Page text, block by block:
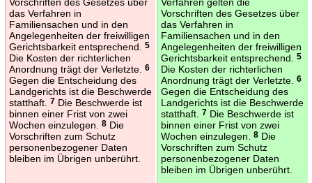
das Verfahren in
Familiensachen und in den
Angelegenheiten der freiwilligen
Gerichtsbarkeit entsprechend.
5
Die Kosten der richterlichen
Anordnung trägt der Verletzte.
6
Gegen die Entscheidung des
Landgerichts ist die Beschwerde
statthaft.
7Die Beschwerde ist
binnen einer Frist von zwei
Wochen einzulegen.
8Die
Vorschriften zum Schutz
personenbezogener Daten
bleiben im Übrigen unberührt.
Vorschriften des Gesetzes über
das Verfahren in
Familiensachen und in den
Angelegenheiten der freiwilligen
Gerichtsbarkeit entsprechend.
5
Die Kosten der richterlichen
Anordnung trägt der Verletzte.
6
Gegen die Entscheidung des
Landgerichts ist die Beschwerde
statthaft.
7Die Beschwerde ist
binnen einer Frist von zwei
Wochen einzulegen.
8Die
Vorschriften zum Schutz
personenbezogener Daten
bleiben im Übrigen unberührt.